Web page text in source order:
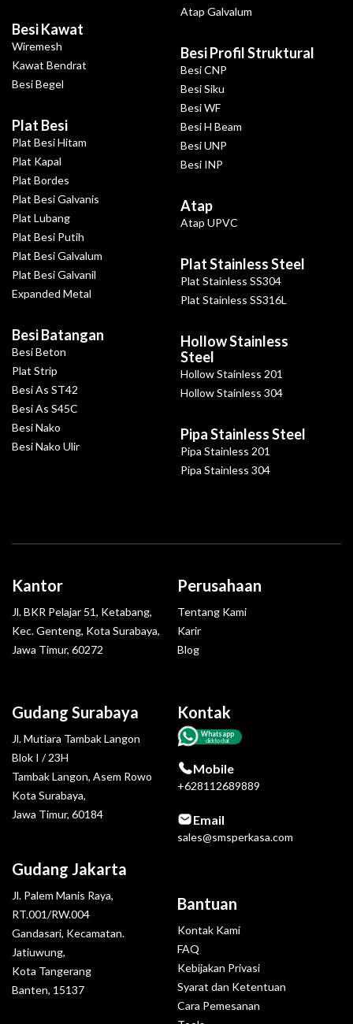
Besi Kawat
Wiremesh
Kawat Bendrat
Besi Begel
Plat Besi
Plat Besi Hitam
Plat Kapal
Plat Bordes
Plat Besi Galvanis
Plat Lubang
Plat Besi Putih
Plat Besi Galvalum
Plat Besi Galvanil
Expanded Metal
Besi Batangan
Besi Beton
Plat Strip
Besi As ST42
Besi As S45C
Besi Nako
Besi Nako Ulir
Atap Galvalum
Besi Profil Struktural
Besi CNP
Besi Siku
Besi WF
Besi H Beam
Besi UNP
Besi INP
Atap
Atap UPVC
Plat Stainless Steel
Plat Stainless SS304
Plat Stainless SS316L
Hollow Stainless
Steel
Hollow Stainless 201
Hollow Stainless 304
Pipa Stainless Steel
Pipa Stainless 201
Pipa Stainless 304
Gudang Surabaya
Jl. Mutiara Tambak Langon
Blok I / 23H
Tambak Langon, Asem Rowo
Kota Surabaya,
Jawa Timur, 60184
Gudang Jakarta
Jl. Palem Manis Raya,
RT.001/RW.004
Gandasari, Kecamatan.
Jatiuwung,
Kota Tangerang
Banten, 15137
Kantor
Jl. BKR Pelajar 51, Ketabang,
Kec. Genteng, Kota Surabaya,
Jawa Timur, 60272
Kontak
Whatsapp
click to chat
Mobile
+628112689889
Email
sales@smsperkasa.com
Perusahaan
Tentang Kami
Karir
Blog
Bantuan
Kontak Kami
FAQ
Kebijakan Privasi
Syarat dan Ketentuan
Cara Pemesanan